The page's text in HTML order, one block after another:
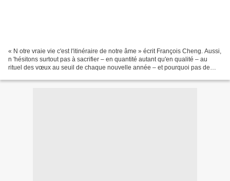
« N otre vraie vie c'est l'itinéraire de notre âme » écrit François Cheng. Aussi,
n 'hésitons surtout pas à sacrifier – en quantité autant qu'en qualité – au
rituel des vœux au seuil de chaque nouvelle année – et pourquoi pas de